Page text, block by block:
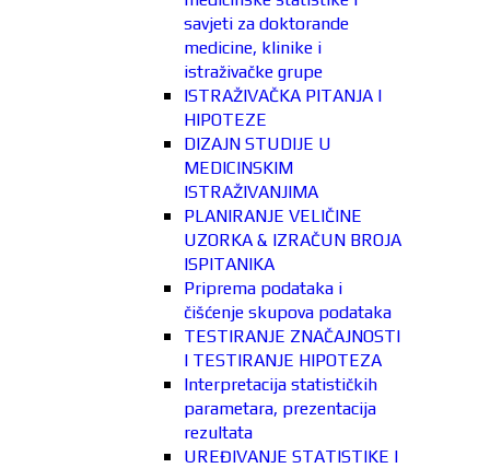
savjeti za doktorande
medicine, klinike i
istraživačke grupe
ISTRAŽIVAČKA PITANJA I
HIPOTEZE
DIZAJN STUDIJE U
MEDICINSKIM
ISTRAŽIVANJIMA
PLANIRANJE VELIČINE
UZORKA & IZRAČUN BROJA
ISPITANIKA
Priprema podataka i
čišćenje skupova podataka
TESTIRANJE ZNAČAJNOSTI
I TESTIRANJE HIPOTEZA
Interpretacija statističkih
parametara, prezentacija
rezultata
UREĐIVANJE STATISTIKE I